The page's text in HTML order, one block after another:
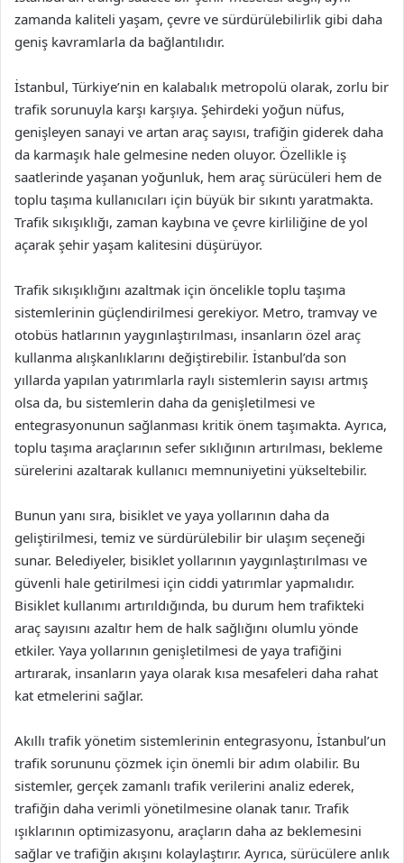
zamanda kaliteli yaşam, çevre ve sürdürülebilirlik gibi daha
geniş kavramlarla da bağlantılıdır.
İstanbul, Türkiye’nin en kalabalık metropolü olarak, zorlu bir
trafik sorunuyla karşı karşıya. Şehirdeki yoğun nüfus,
genişleyen sanayi ve artan araç sayısı, trafiğin giderek daha
da karmaşık hale gelmesine neden oluyor. Özellikle iş
saatlerinde yaşanan yoğunluk, hem araç sürücüleri hem de
toplu taşıma kullanıcıları için büyük bir sıkıntı yaratmakta.
Trafik sıkışıklığı, zaman kaybına ve çevre kirliliğine de yol
açarak şehir yaşam kalitesini düşürüyor.
Trafik sıkışıklığını azaltmak için öncelikle toplu taşıma
sistemlerinin güçlendirilmesi gerekiyor. Metro, tramvay ve
otobüs hatlarının yaygınlaştırılması, insanların özel araç
kullanma alışkanlıklarını değiştirebilir. İstanbul’da son
yıllarda yapılan yatırımlarla raylı sistemlerin sayısı artmış
olsa da, bu sistemlerin daha da genişletilmesi ve
entegrasyonunun sağlanması kritik önem taşımakta. Ayrıca,
toplu taşıma araçlarının sefer sıklığının artırılması, bekleme
sürelerini azaltarak kullanıcı memnuniyetini yükseltebilir.
Bunun yanı sıra, bisiklet ve yaya yollarının daha da
geliştirilmesi, temiz ve sürdürülebilir bir ulaşım seçeneği
sunar. Belediyeler, bisiklet yollarının yaygınlaştırılması ve
güvenli hale getirilmesi için ciddi yatırımlar yapmalıdır.
Bisiklet kullanımı artırıldığında, bu durum hem trafikteki
araç sayısını azaltır hem de halk sağlığını olumlu yönde
etkiler. Yaya yollarının genişletilmesi de yaya trafiğini
artırarak, insanların yaya olarak kısa mesafeleri daha rahat
kat etmelerini sağlar.
Akıllı trafik yönetim sistemlerinin entegrasyonu, İstanbul’un
trafik sorununu çözmek için önemli bir adım olabilir. Bu
sistemler, gerçek zamanlı trafik verilerini analiz ederek,
trafiğin daha verimli yönetilmesine olanak tanır. Trafik
ışıklarının optimizasyonu, araçların daha az beklemesini
sağlar ve trafiğin akışını kolaylaştırır. Ayrıca, sürücülere anlık